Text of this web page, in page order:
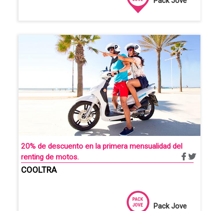
Pack Jove
20% de descuento en la primera mensualidad del
renting de motos.
COOLTRA